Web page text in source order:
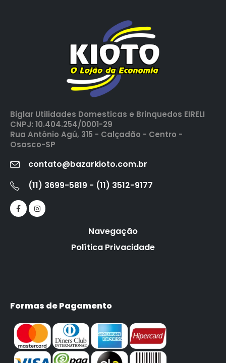
Biglar Utilidades Domesticas e Brinquedos EIRELI
CNPJ: 10.404.254/0001-29
Rua Antônio Agú, 315 - Calçadão - Centro -
Osasco-SP
contato@bazarkioto.com.br
(11) 3699-5819 - (11) 3512-9177
Navegação
Política Privacidade
Formas de Pagamento